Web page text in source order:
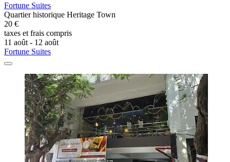
Fortune Suites
Quartier historique Heritage Town
20 €
taxes et frais compris
11 août - 12 août
Fortune Suites